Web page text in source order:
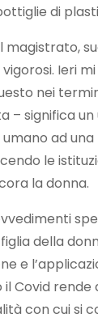
di
Ieri
nei
significa
ad
le
la donna.
figlia della
e
Covid
con cui si